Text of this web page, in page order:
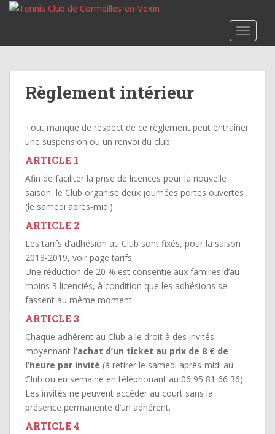
p
Règlement intérieur
Tout manque de respect de ce règlement peut entraîner
une suspension ou un renvoi du club.
ARTICLE 1
Afin de faciliter la prise de licences pour la nouvelle
saison, le Club organise deux journées portes ouvertes
(le samedi après-midi).
ARTICLE 2
Les tarifs d’adhésion au Club sont fixés, pour la saison
2018-2019, voir page tarifs.
Une réduction de 20 % est consentie aux familles d’au
moins 3 licenciés, à condition que les adhésions se
fassent au même moment.
ARTICLE 3
Chaque adhérent au Club a le droit à des invités,
moyennant l’achat d’un ticket au prix de 8 € de
l’heure par invité (à retirer le samedi après-midi au
Club ou en semaine en téléphonant au 06 95 81 66 36).
Les invités ne peuvent accéder au court sans la
présence permanente d’un adhérent.
ARTICLE 4